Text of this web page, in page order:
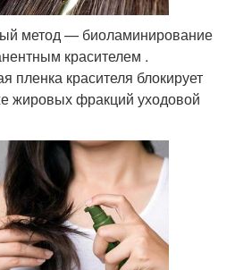
метод — биоламинирование
красителем .
пленка красителя блокирует
жировых фракций уходовой